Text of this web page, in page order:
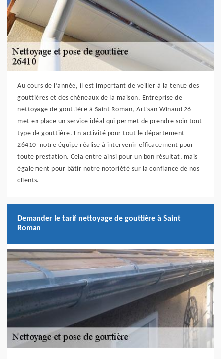
Au cours de l’année, il est important de veiller à la tenue des
gouttières et des chéneaux de la maison. Entreprise de
nettoyage de gouttière à Saint Roman, Artisan Winaud 26
met en place un service idéal qui permet de prendre soin tout
type de gouttière. En activité pour tout le département
26410, notre équipe réalise à intervenir efficacement pour
toute prestation. Cela entre ainsi pour un bon résultat, mais
également pour bâtir notre notoriété sur la confiance de nos
clients.
Demander le tarif nettoyage de gouttière à Saint
Roman